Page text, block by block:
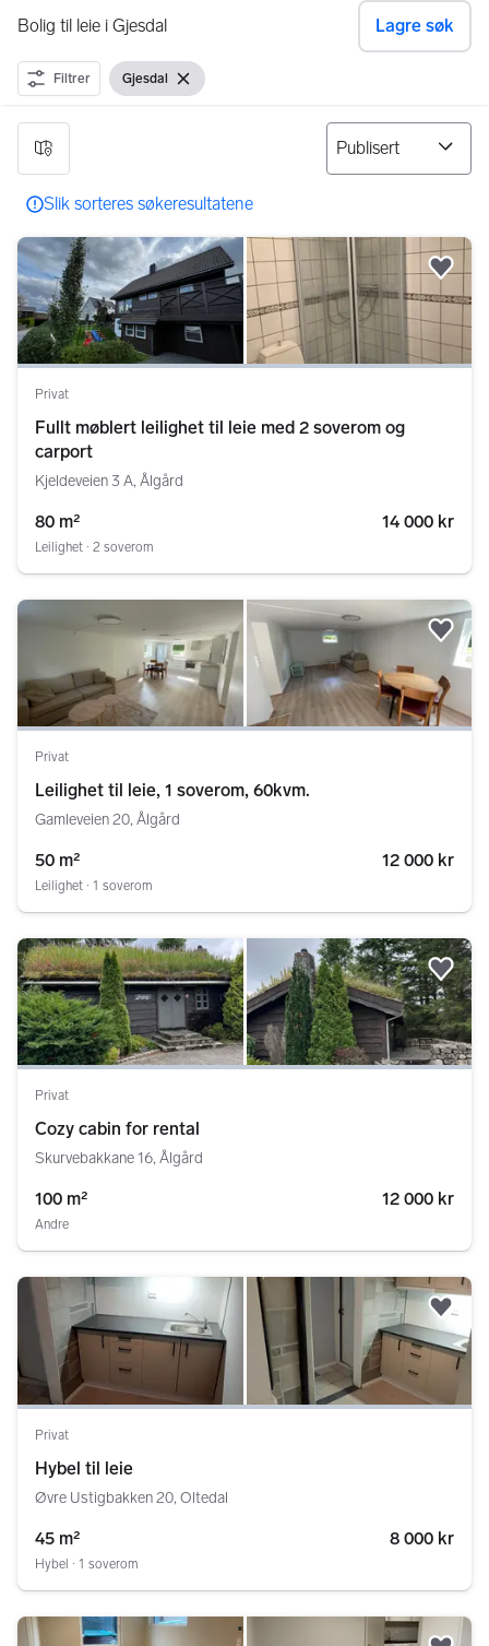
Bolig til leie i Gjesdal
Lagre søk
Filtrer Vis filter
Gjesdal Fjern filter
6 resultater
Slik sorteres søkeresultatene
Privat
Fullt møblert leilighet til leie med 2 soverom og
carport
Kjeldeveien 3 A, Ålgård
80 m² 14 000 kr
Leilighet ∙ 2 soverom
Privat
Leilighet til leie, 1 soverom, 60kvm.
Gamleveien 20, Ålgård
50 m² 12 000 kr
Leilighet ∙ 1 soverom
Privat
Cozy cabin for rental
Skurvebakkane 16, Ålgård
100 m² 12 000 kr
Andre
Privat
Hybel til leie
Øvre Ustigbakken 20, Oltedal
45 m² 8 000 kr
Hybel ∙ 1 soverom